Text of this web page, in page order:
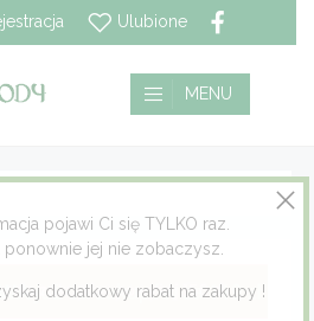
Ulubione
MENU
pojawi Ci się TYLKO raz.
ponownie jej nie zobaczysz.
dodatkowy rabat na zakupy !